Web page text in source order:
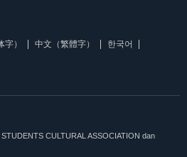
） 中文（繁體字）
한국어
CULTURAL ASSOCIATION dan